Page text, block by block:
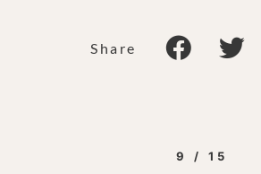
Share
9 / 15